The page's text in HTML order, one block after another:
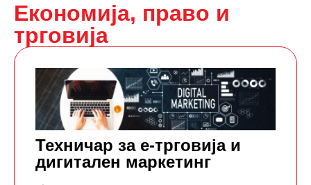
Економија, право и
трговија
Техничар за е-трговија и
дигитален маркетинг